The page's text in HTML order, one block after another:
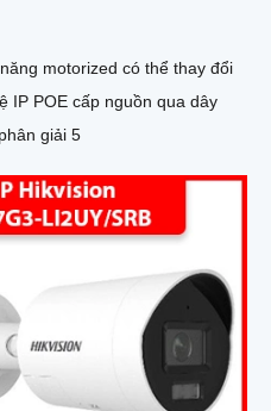
motorized có thể thay đổi
IP POE cấp nguồn qua dây
phân giải 5